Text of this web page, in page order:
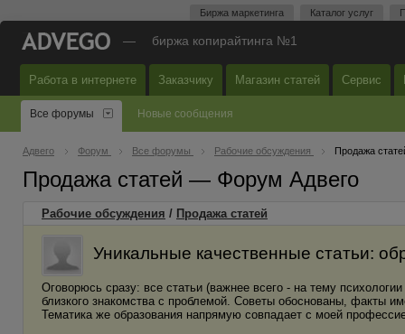
Биржа маркетинга Каталог услуг
— биржа копирайтинга №1
Работа в интернете Заказчику Магазин статей Сервис
Все форумы Новые сообщения
Адвего Форум Все форумы Рабочие обсуждения Продажа
Продажа статей — Форум Адвего
Рабочие обсуждения / Продажа статей
Уникальные качественные статьи:
Оговорюсь сразу: все статьи (важнее всего - на тему
близкого знакомства с проблемой. Советы обоснованы, факты
Тематика же образования напрямую совпадает с моей